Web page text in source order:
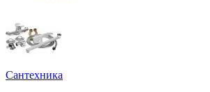
Сантехника